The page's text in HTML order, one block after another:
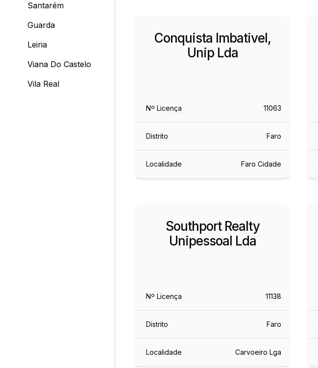
Santarém
Guarda
Leiria
Viana Do Castelo
Vila Real
Conquista Imbativel,
Unip Lda
Nº Licença 11063
Distrito Faro
Localidade Faro Cidade
Southport Realty
Unipessoal Lda
Nº Licença 11138
Distrito Faro
Localidade Carvoeiro Lga